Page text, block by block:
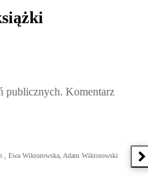
publicznych. Komentarz
, Ewa Wiktorowska, Adam Wiktorowski